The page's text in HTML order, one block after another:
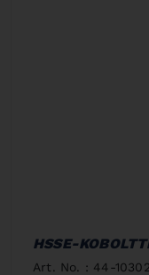
HSSE-
Art. No. : 44-10302